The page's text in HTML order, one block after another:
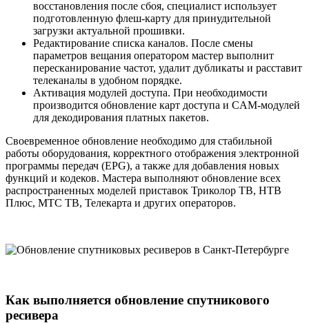
восстановления после сбоя, специалист использует
подготовленную флеш-карту для принудительной
загрузки актуальной прошивки.
Редактирование списка каналов. После смены
параметров вещания оператором мастер выполнит
пересканирование частот, удалит дубликаты и расставит
телеканалы в удобном порядке.
Активация модулей доступа. При необходимости
производится обновление карт доступа и CAM-модулей
для декодирования платных пакетов.
Своевременное обновление необходимо для стабильной
работы оборудования, корректного отображения электронной
программы передач (EPG), а также для добавления новых
функций и кодеков. Мастера выполняют обновление всех
распространенных моделей приставок Триколор ТВ, НТВ
Плюс, МТС ТВ, Телекарта и других операторов.
Как выполняется обновление спутникового
ресивера